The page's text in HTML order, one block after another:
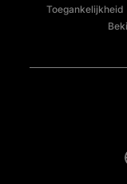
Toegankelijkheid